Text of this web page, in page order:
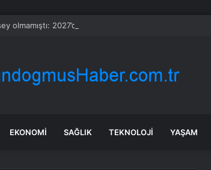
olmamıştı: 2027’de dünya için kritik süreç başlıyor
EKONOMI SAĞLIK TEKNOLOJI YAŞAM